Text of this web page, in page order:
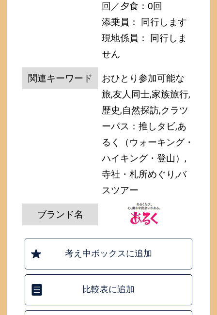
回／夕食：0回
添乗員： 同行します
現地係員： 同行しま
せん
関連キーワード
おひとり参加可能な
旅,友人同士,家族旅行,
歴史,自然探訪,クラツ
ーパス：推しタビ,あ
るく（ウォーキング・
ハイキング・登山）,
寺社・札所めぐり,バ
スツアー
ブランド名
考え中ボックスに追加
比較表に追加